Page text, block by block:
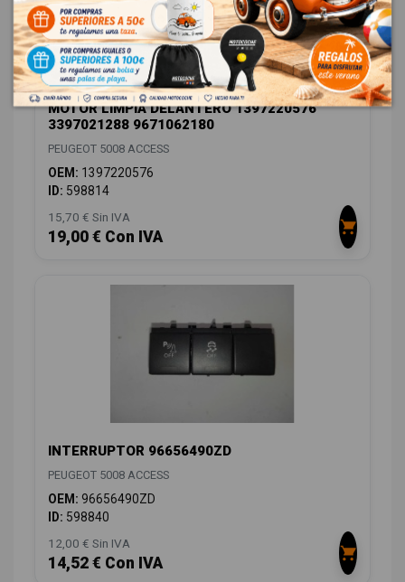
MOTOR LIMPIA DELANTERO 1397220576
3397021288 9671062180
PEUGEOT 5008 ACCESS
OEM: 1397220576
ID: 598814
15,70 € Sin IVA
19,00 € Con IVA
INTERRUPTOR 96656490ZD
PEUGEOT 5008 ACCESS
OEM: 96656490ZD
ID: 598840
12,00 € Sin IVA
14,52 € Con IVA